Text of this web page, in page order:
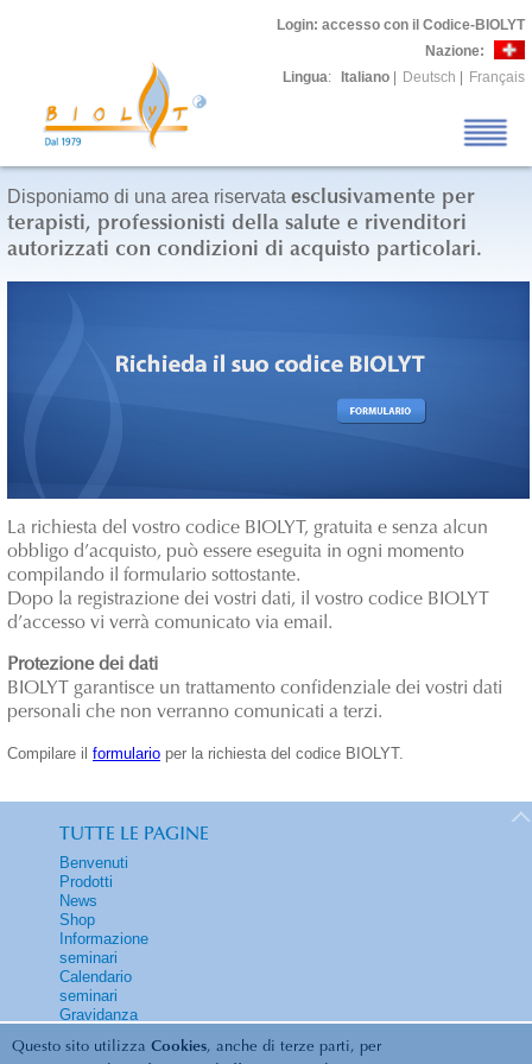
Questo sito utilizza Cookies, anche di terze parti, per
Login: accesso con il Codice-BIOLYT
Nazione:
Lingua: Italiano Deutsch Français
Disponiamo di una area riservata esclusivamente per
terapisti, professionisti della salute e rivenditori
autorizzati con condizioni di acquisto particolari.
La richiesta del vostro codice BIOLYT, gratuita e senza alcun
obbligo d’acquisto, può essere eseguita in ogni momento
compilando il formulario sottostante.
Dopo la registrazione dei vostri dati, il vostro codice BIOLYT
d’accesso vi verrà comunicato via email.
Protezione dei dati
BIOLYT garantisce un trattamento confidenziale dei vostri dati
personali che non verranno comunicati a terzi.
Compilare il formulario per la richiesta del codice BIOLYT.
TUTTE LE PAGINE
Benvenuti
Prodotti
News
Shop
Informazione
seminari
Calendario
seminari
Gravidanza